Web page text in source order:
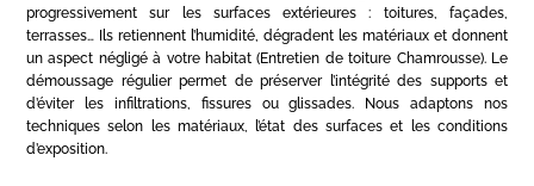
progressivement sur les surfaces extérieures : toitures, façades,
terrasses… Ils retiennent l’humidité, dégradent les matériaux et donnent
un aspect négligé à votre habitat (Entretien de toiture Chamrousse). Le
démoussage régulier permet de préserver l’intégrité des supports et
d’éviter les infiltrations, fissures ou glissades. Nous adaptons nos
techniques selon les matériaux, l’état des surfaces et les conditions
d’exposition.